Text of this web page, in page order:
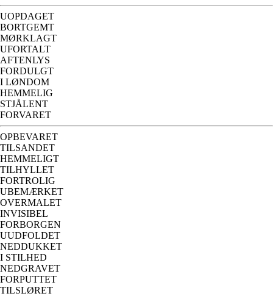
UOPDAGET
BORTGEMT
MØRKLAGT
UFORTALT
AFTENLYS
FORDULGT
I LØNDOM
HEMMELIG
STJÅLENT
FORVARET
OPBEVARET
TILSANDET
HEMMELIGT
TILHYLLET
FORTROLIG
UBEMÆRKET
OVERMALET
INVISIBEL
FORBORGEN
UUDFOLDET
NEDDUKKET
I STILHED
NEDGRAVET
FORPUTTET
TILSLØRET